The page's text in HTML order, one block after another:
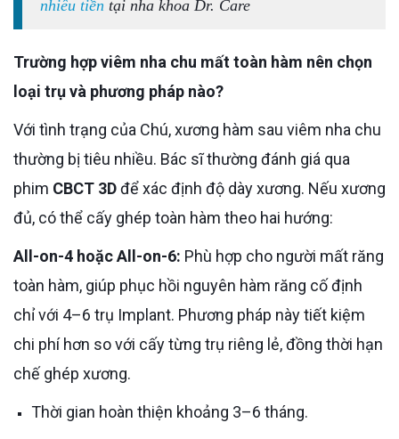
nhiêu tiền tại nha khoa Dr. Care
Trường hợp viêm nha chu mất toàn hàm nên chọn
loại trụ và phương pháp nào?
Với tình trạng của Chú, xương hàm sau viêm nha chu
thường bị tiêu nhiều. Bác sĩ thường đánh giá qua
phim CBCT 3Dđể xác định độ dày xương. Nếu xương
đủ, có thể cấy ghép toàn hàm theo hai hướng:
All-on-4 hoặc All-on-6: Phù hợp cho người mất răng
toàn hàm, giúp phục hồi nguyên hàm răng cố định
chỉ với 4–6 trụ Implant. Phương pháp này tiết kiệm
chi phí hơn so với cấy từng trụ riêng lẻ, đồng thời hạn
chế ghép xương.
Thời gian hoàn thiện khoảng 3–6 tháng.